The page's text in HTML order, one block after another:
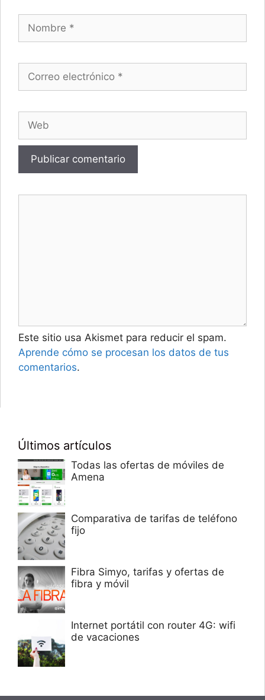
Este sitio usa Akismet para reducir el spam.
Aprende cómo se procesan los datos de tus
comentarios.
Últimos artículos
Todas las ofertas de móviles de
Amena
Comparativa de tarifas de teléfono
fijo
Fibra Simyo, tarifas y ofertas de
fibra y móvil
Internet portátil con router 4G: wifi
de vacaciones